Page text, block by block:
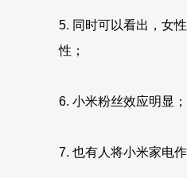
5. 同时可以看出，女
性；
6. 小米粉丝效应明显；
7. 也有人将小米家电